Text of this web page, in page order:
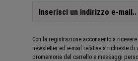
Con la registrazione acconsento a
newsletter ed e-mail relative a richieste di
promemoria del carrello e messaggi